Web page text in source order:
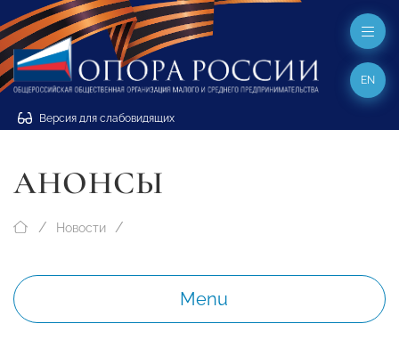
Версия для слабовидящих
EN
АНОНСЫ
Новости
Menu